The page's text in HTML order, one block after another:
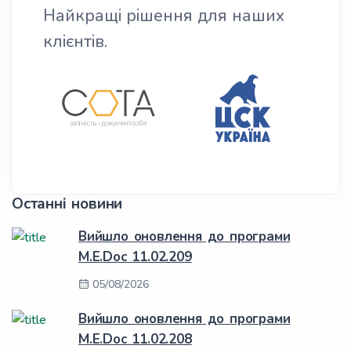
Найкращі рішення для наших
клієнтів.
Останні новини
Вийшло оновлення до програми
M.E.Doc 11.02.209
05/08/2026
Вийшло оновлення до програми
M.E.Doc 11.02.208